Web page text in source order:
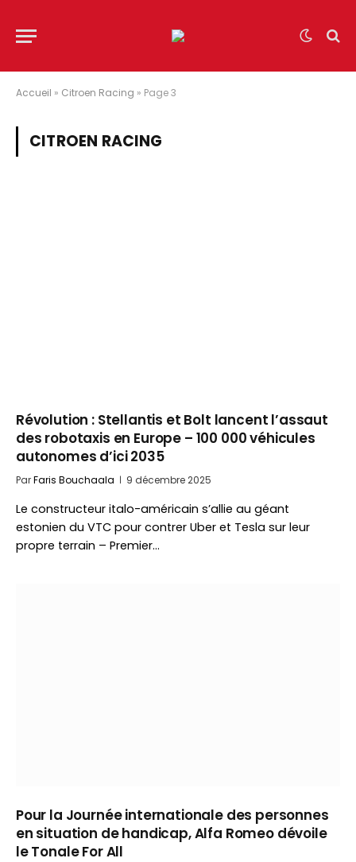
Accueil » Citroen Racing » Page 3
CITROEN RACING
Révolution : Stellantis et Bolt lancent l’assaut
des robotaxis en Europe – 100 000 véhicules
autonomes d’ici 2035
ParFaris Bouchaala 9 décembre 2025
Le constructeur italo-américain s’allie au géant
estonien du VTC pour contrer Uber et Tesla sur leur
propre terrain – Premier…
Pour la Journée internationale des personnes
en situation de handicap, Alfa Romeo dévoile
le Tonale For All